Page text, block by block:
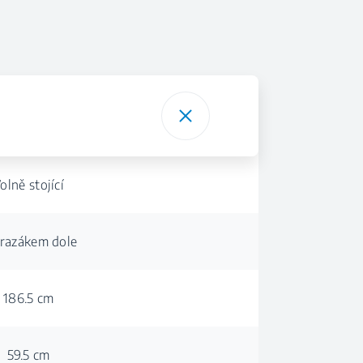
stojící
dole
186.5 cm
59.5 cm